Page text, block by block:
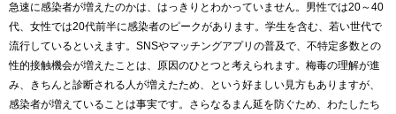
急速に感染者が増えたのかは、はっきりとわかっていません。男性では20～40
代、女性では20代前半に感染者のピークがあります。学生を含む、若い世代で
流行しているといえます。SNSやマッチングアプリの普及で、不特定多数との
性的接触機会が増えたことは、原因のひとつと考えられます。梅毒の理解が進
み、きちんと診断される人が増えたため、という好ましい見方もありますが、
感染者が増えていることは事実です。さらなるまん延を防ぐため、わたしたち